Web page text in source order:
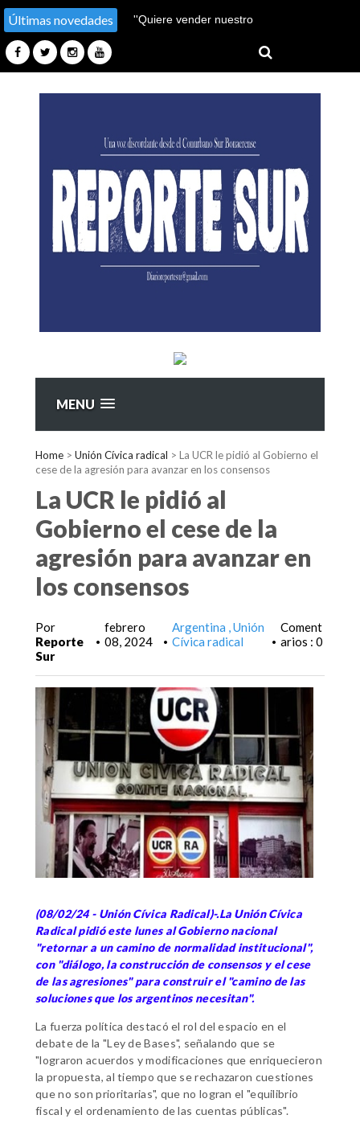
Últimas novedades
''Hay un millón de pobres
MENU
Home > Unión Cívica radical > La UCR le pidió al Gobierno el
cese de la agresión para avanzar en los consensos
La UCR le pidió al
Gobierno el cese de la
agresión para avanzar en
los consensos
Por
Reporte
Sur
•
febrero
08, 2024
•
Argentina Unión
Cívica radical
•
Coment
arios : 0
(08/02/24 - Unión Cívica Radical)-.La Unión Cívica
Radical pidió este lunes al Gobierno nacional
"retornar a un camino de normalidad institucional",
con "diálogo, la construcción de consensos y el cese
de las agresiones" para construir el "camino de las
soluciones que los argentinos necesitan".
La fuerza política destacó el rol del espacio en el
debate de la "Ley de Bases", señalando que se
"lograron acuerdos y modificaciones que enriquecieron
la propuesta, al tiempo que se rechazaron cuestiones
que no son prioritarias", que no logran el "equilibrio
fiscal y el ordenamiento de las cuentas públicas".